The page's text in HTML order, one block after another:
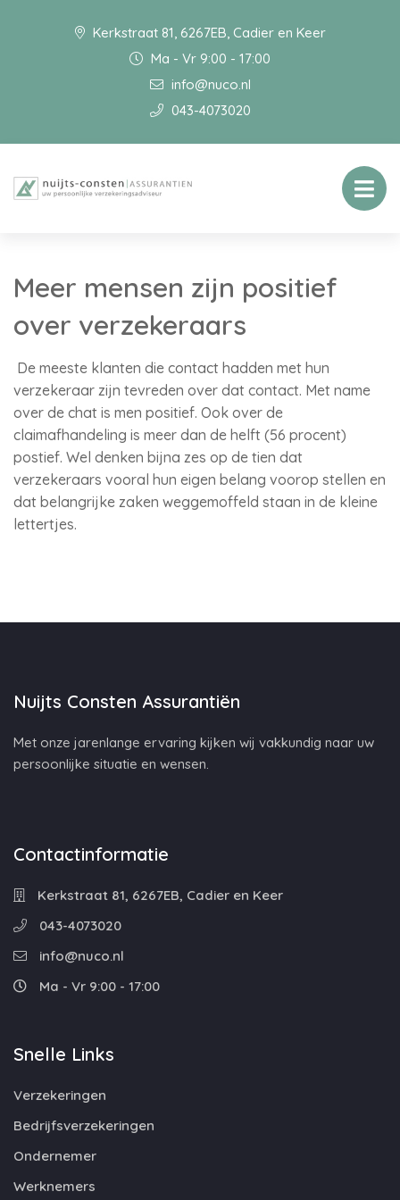
Kerkstraat 81, 6267EB, Cadier en Keer
Ma - Vr 9:00 - 17:00
info@nuco.nl
043-4073020
Meer mensen zijn positief
over verzekeraars
De meeste klanten die contact hadden met hun
verzekeraar zijn tevreden over dat contact. Met name
over de chat is men positief. Ook over de
claimafhandeling is meer dan de helft (56 procent)
postief. Wel denken bijna zes op de tien dat
verzekeraars vooral hun eigen belang voorop stellen en
dat belangrijke zaken weggemoffeld staan in de kleine
lettertjes.
Nuijts Consten Assurantiën
Met onze jarenlange ervaring kijken wij vakkundig naar uw
persoonlijke situatie en wensen.
Contactinformatie
Kerkstraat 81, 6267EB, Cadier en Keer
043-4073020
info@nuco.nl
Ma - Vr 9:00 - 17:00
Snelle Links
Verzekeringen
Bedrijfsverzekeringen
Ondernemer
Werknemers